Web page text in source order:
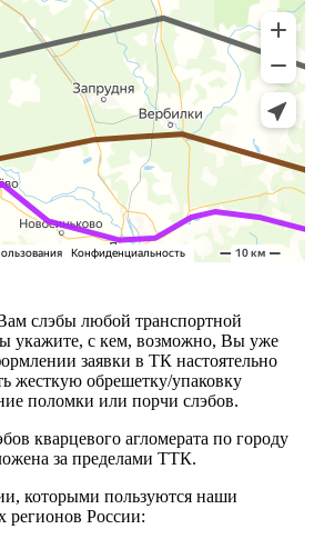
слэбы любой транспортной
укажите, с кем, возможно, Вы уже
заявки в ТК настоятельно
жесткую обрешетку/упаковку
поломки или порчи слэбов.
кварцевого агломерата по городу
за пределами ТТК.
которыми пользуются наши
регионов России: